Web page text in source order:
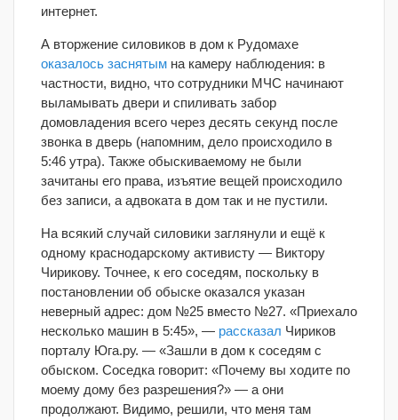
интернет.
А вторжение силовиков в дом к Рудомахе
оказалось заснятым на камеру наблюдения: в
частности, видно, что сотрудники МЧС начинают
выламывать двери и спиливать забор
домовладения всего через десять секунд после
звонка в дверь (напомним, дело происходило в
5:46 утра). Также обыскиваемому не были
зачитаны его права, изъятие вещей происходило
без записи, а адвоката в дом так и не пустили.
На всякий случай силовики заглянули и ещё к
одному краснодарскому активисту — Виктору
Чирикову. Точнее, к его соседям, поскольку в
постановлении об обыске оказался указан
неверный адрес: дом №25 вместо №27. «Приехало
несколько машин в 5:45», — рассказал Чириков
порталу Юга.ру. — «Зашли в дом к соседям с
обыском. Соседка говорит: «Почему вы ходите по
моему дому без разрешения?» — а они
продолжают. Видимо, решили, что меня там